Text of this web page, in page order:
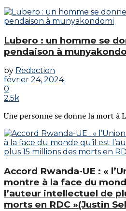
Lubero : un homme se
pendaison à
by Redaction
février 24, 2024
0
2.5k
Une personne se donne la mort à
Accord Rwanda-UE : «
montre à la face du
l’auteur intellectuel de
morts en RDC »(Justin